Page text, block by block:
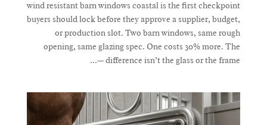
wind resistant barn windows coastal is the first checkpoint
buyers should lock before they approve a supplier, budget,
or production slot. Two barn windows, same rough
opening, same glazing spec. One costs 30% more. The
difference isn’t the glass or the frame —...